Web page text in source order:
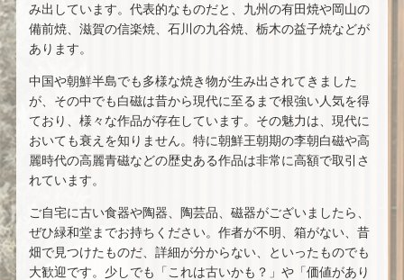
み出しています。代表的なものだと、九州の有田焼や岡山の
備前焼、滋賀の信楽焼、石川の九谷焼、栃木の益子焼などが
あります。
中国や朝鮮半島でも多様な焼き物が生み出されてきました
が、その中でも白磁は昔から現代に至るまで根強い人気を得
ており、様々な作品が存在しています。その魅力は、現代に
おいても衰えを知りません。特に朝鮮王朝期の李朝白磁や高
麗時代の高麗青磁などの歴史ある作品は非常に高額で取引さ
れています。
ご自宅に古い食器や陶器、陶芸品、磁器がございましたら、
ぜひ緑和堂までお持ちください。作者が不明、箱がない、昔
畑で見つけたものだ、詳細が分からない、といったものでも
大歓迎です。少しでも「これは古いかも？」や「価値があり